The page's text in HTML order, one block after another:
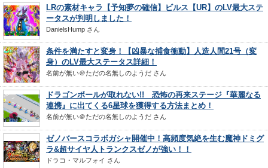
LRの素材キャラ【予知夢の確信】ビルス【UR】のLV最大ステ
ータスが判明しました！
DanielsHump さん
条件を満たすと変身！【凶暴な捕食衝動】人造人間21号（変
身）のLV最大ステータス詳細！
名前が無い＠ただの名無しのようだ さん
ドラゴンボールが取れない!! 恐怖の再来ステージ『華麗なる
連携』に出てくる6星球を獲得する方法まとめ！
名前が無い＠ただの名無しのようだ さん
ゼノバースコラボガシャ開催中！高頻度気絶を生む魔神ドミグ
ラ&超サイヤ人トランクスゼノが強い！！
ドラコ・マルフォイ さん